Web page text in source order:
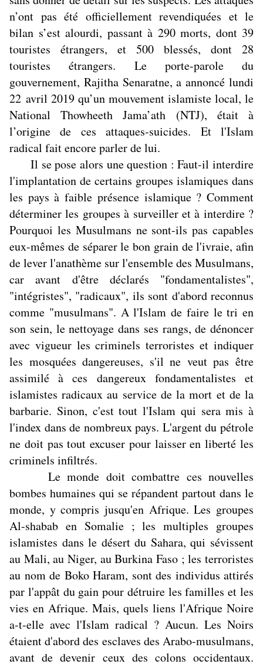
n’ont pas été officiellement revendiquées et le
bilan s’est alourdi, passant à 290 morts, dont 39
touristes étrangers, et 500 blessés, dont 28
touristes étrangers. Le porte-parole du
gouvernement, Rajitha Senaratne, a annoncé lundi
22 avril 2019 qu’un mouvement islamiste local, le
National Thowheeth Jama’ath (NTJ), était à
l’origine de ces attaques-suicides. Et l'Islam
radical fait encore parler de lui.
Il se pose alors une question : Faut-il interdire
l'implantation de certains groupes islamiques dans
les pays à faible présence islamique ? Comment
déterminer les groupes à surveiller et à interdire ?
Pourquoi les Musulmans ne sont-ils pas capables
eux-mêmes de séparer le bon grain de l'ivraie, afin
de lever l'anathème sur l'ensemble des Musulmans,
car avant d'être déclarés "fondamentalistes",
"intégristes", "radicaux", ils sont d'abord reconnus
comme "musulmans". A l'Islam de faire le tri en
son sein, le nettoyage dans ses rangs, de dénoncer
avec vigueur les criminels terroristes et indiquer
les mosquées dangereuses, s'il ne veut pas être
assimilé à ces dangereux fondamentalistes et
islamistes radicaux au service de la mort et de la
barbarie. Sinon, c'est tout l'Islam qui sera mis à
l'index dans de nombreux pays. L'argent du pétrole
ne doit pas tout excuser pour laisser en liberté les
criminels infiltrés.
Le monde doit combattre ces nouvelles
bombes humaines qui se répandent partout dans le
monde, y compris jusqu'en Afrique. Les groupes
Al-shabab en Somalie ; les multiples groupes
islamistes dans le désert du Sahara, qui sévissent
au Mali, au Niger, au Burkina Faso ; les terroristes
au nom de Boko Haram, sont des individus attirés
par l'appât du gain pour détruire les familles et les
vies en Afrique. Mais, quels liens l'Afrique Noire
a-t-elle avec l'Islam radical ? Aucun. Les Noirs
étaient d'abord des esclaves des Arabo-musulmans,
avant de devenir ceux des colons occidentaux.